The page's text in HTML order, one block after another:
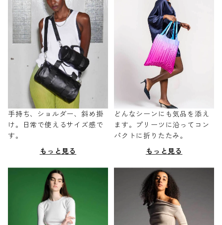
手持ち、ショルダー、斜め掛
け。日常で使えるサイズ感で
す。
もっと見る
どんなシーンにも気品を添え
ます。プリーツに沿ってコン
パクトに折りたたみ。
もっと見る